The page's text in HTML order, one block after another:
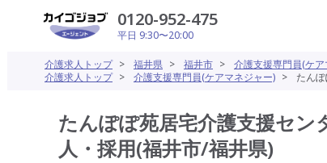
0120-952-475
平日 9:30〜20:00
介護求人トップ > 福井県 > 福井市 > 介護支援専門員(ケ
介護求人トップ > 介護支援専門員(ケアマネジャー) > たん
たんぽぽ苑居宅介護支援セン
人・採用(福井市/福井県)